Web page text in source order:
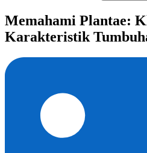
Memahami Plantae:
Karakteristik